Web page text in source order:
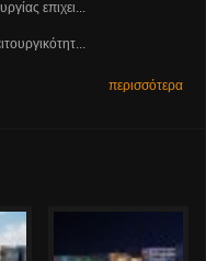
επιχει...
περισσότερα